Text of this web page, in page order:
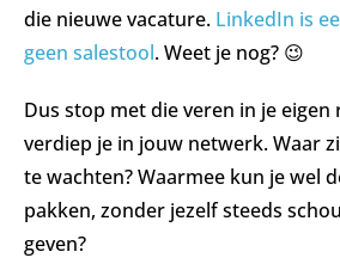
die nieuwe vacature. LinkedIn is
geen salestool. Weet je nog? 😉
Dus stop met die veren in je eigen
verdiep je in jouw netwerk. Waar
te wachten? Waarmee kun je wel
pakken, zonder jezelf steeds
geven?